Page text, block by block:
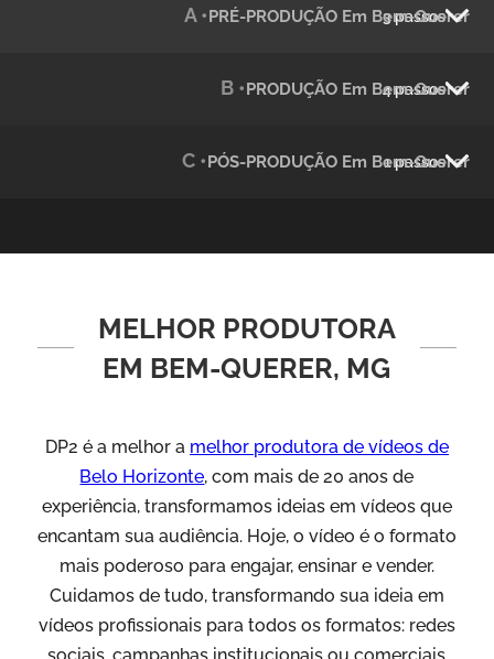
Julândia
Green Process
Vídeos de Produtos e Serviços
A •PRÉ-PRODUÇÃO Em Bem-Querer
3 passos
B •PRODUÇÃO Em Bem-Querer
4 passos
C •PÓS-PRODUÇÃO Em Bem-Querer
1 passos
MELHOR PRODUTORA
EM BEM-QUERER, MG
DP2 é a melhor a melhor produtora de vídeos de
Belo Horizonte, com mais de 20 anos de
experiência, transformamos ideias em vídeos que
encantam sua audiência. Hoje, o vídeo é o formato
mais poderoso para engajar, ensinar e vender.
Cuidamos de tudo, transformando sua ideia em
vídeos profissionais para todos os formatos: redes
sociais, campanhas institucionais ou comerciais